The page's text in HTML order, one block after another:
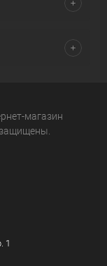
магазин
1